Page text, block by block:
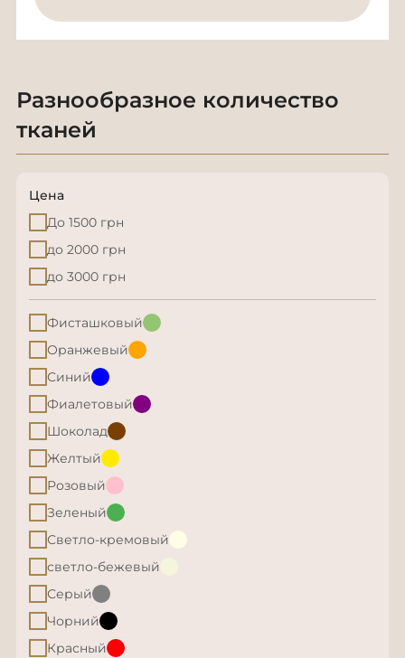
Разнообразное количество
тканей
Цена
До 1500 грн
до 2000 грн
до 3000 грн
Фисташковый
Оранжевый
Синий
Фиалетовый
Шоколад
Желтый
Розовый
Зеленый
Светло-кремовый
светло-бежевый
Серый
Чорний
Красный